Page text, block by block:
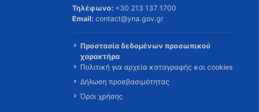
Τηλέφωνο: +30 213 137 1700
Email: contact@yna.gov.gr
Προστασία δεδομένων προσωπικού
χαρακτήρα
Πολιτική για αρχεία καταγραφής και cookies
Δήλωση προσβασιμότητας
Όροι χρήσης